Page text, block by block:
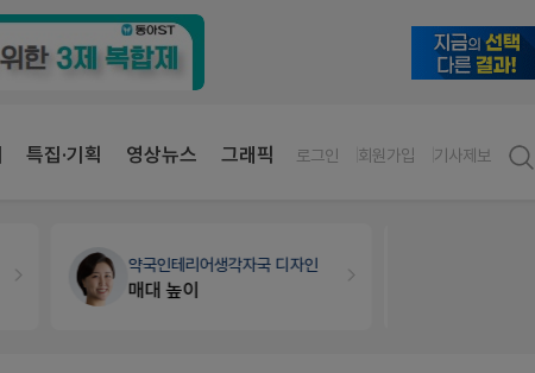
특집·기획 영상뉴스 그래픽 로그인 회원가입 기사제보
개국·경영휴베이스
Pm2000쓰는데..